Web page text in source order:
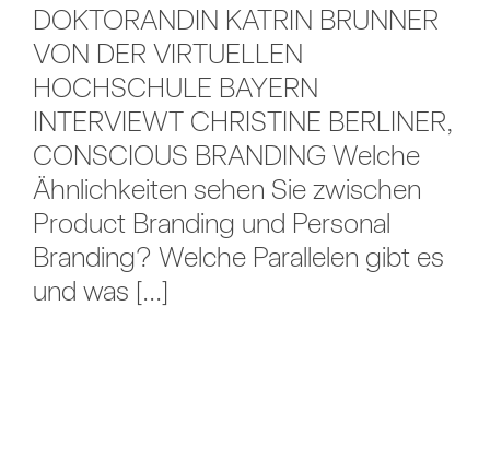
DOKTORANDIN KATRIN BRUNNER
VON DER VIRTUELLEN
HOCHSCHULE BAYERN
INTERVIEWT CHRISTINE BERLINER,
CONSCIOUS BRANDING Welche
Ähnlichkeiten sehen Sie zwischen
Product Branding und Personal
Branding? Welche Parallelen gibt es
und was [...]